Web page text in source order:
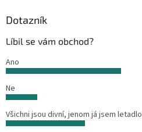
Dotazník
Líbil se vám obchod?
Ano
Ne
Všichni jsou divní, jenom já jsem letadlo